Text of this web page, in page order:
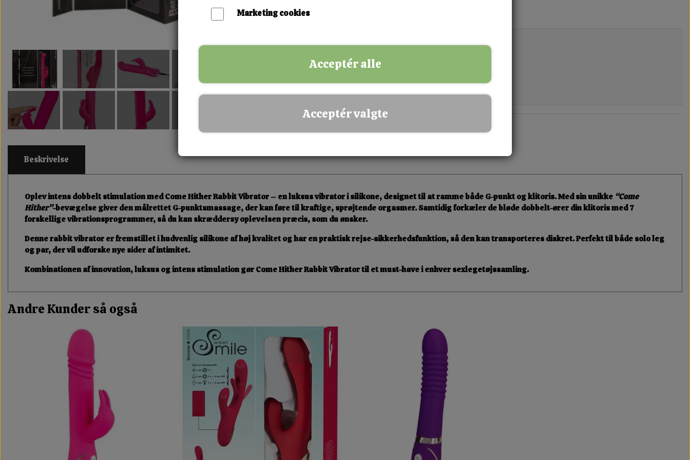
✅ Hurtig levering
Beskrivelse
Oplev intens dobbelt stimulation medCome Hither Rabbit Vibrator– en luksus vibrator i silikone, designet til at ramme både G-punkt og klitoris. Med sin unikke “Come
Hither”-bevægelse giver den målrettet G-punktsmassage, der kan føre til kraftige, sprøjtende orgasmer. Samtidig forkæler de bløde dobbelt-ører din klitoris med7
forskellige vibrationsprogrammer, så du kan skræddersy oplevelsen præcis, som du ønsker.
Dennerabbit vibrator er fremstillet i hudvenlig silikone af høj kvalitet og har en praktiskrejse-sikkerhedsfunktion, så den kan transporteres diskret. Perfekt til både solo leg
og par, der vil udforske nye sider af intimitet.
Kombinationen afinnovation, luksus og intens stimulationgør Come Hither Rabbit Vibrator til et must-have i enhver sexlegetøjssamling.
Andre Kunder så også
Marketing cookies
Acceptér alle
Acceptér valgte